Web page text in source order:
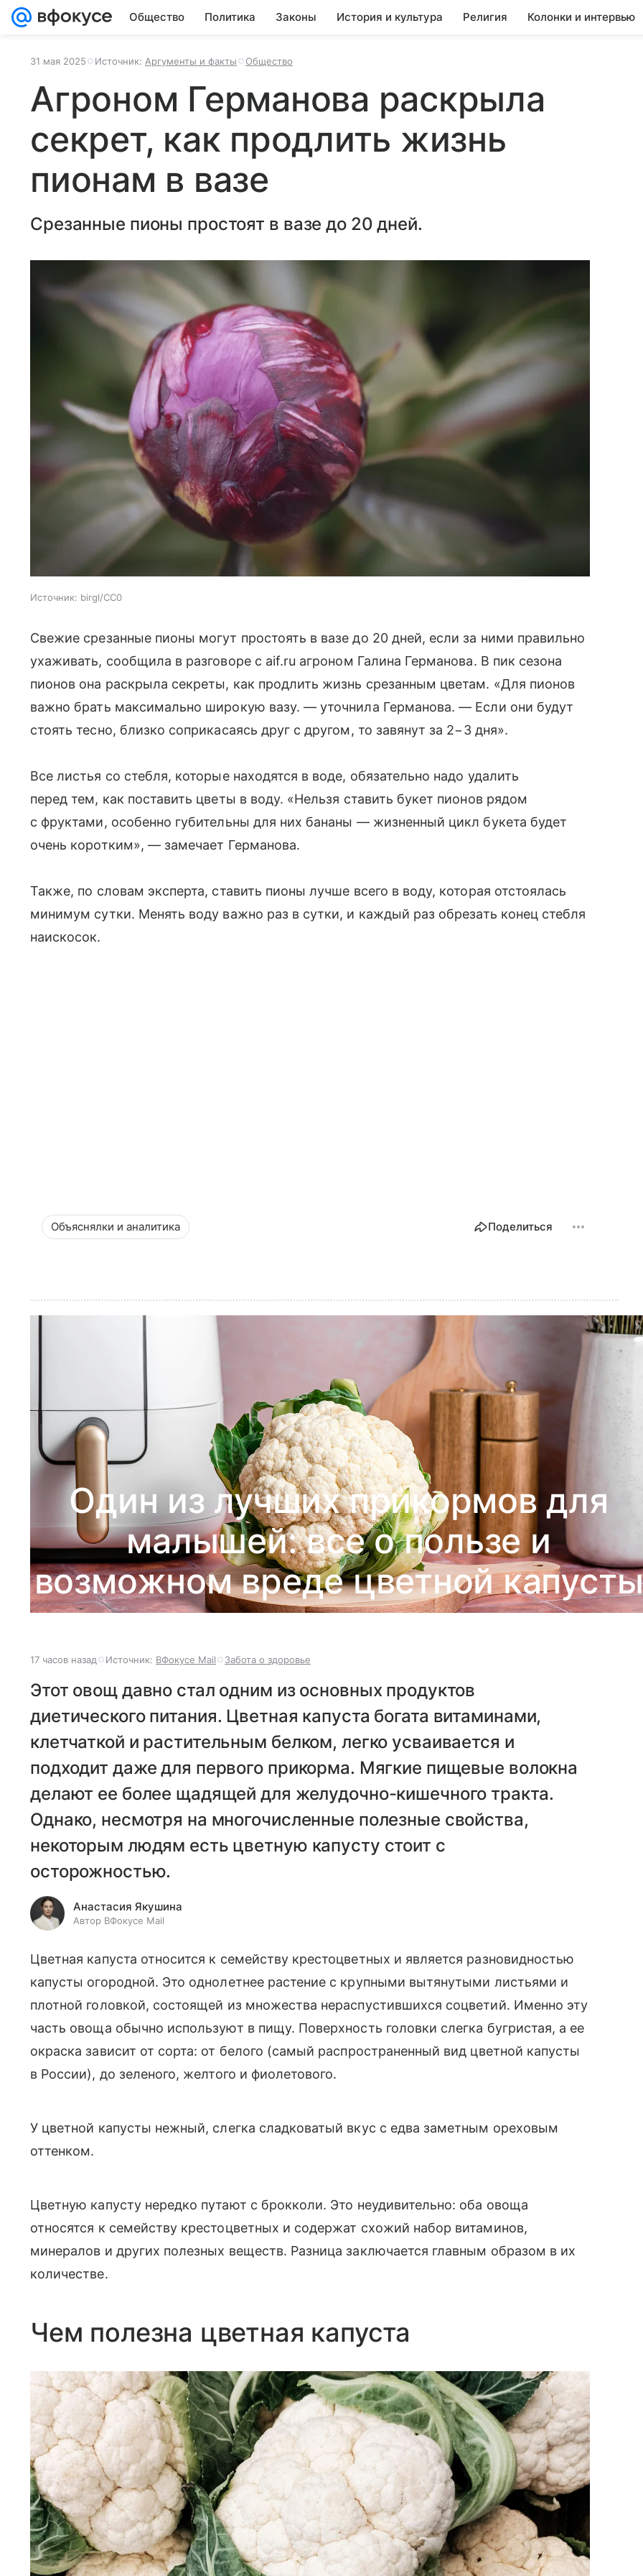
Общество Политика Законы История и культура Религия Колонки и интервью
31 мая 2025 Источник: Аргументы и факты Общество
Агроном Германова раскрыла
секрет, как продлить жизнь
пионам в вазе
Срезанные пионы простоят в вазе до 20 дней.
Источник: birgl/СС0
Свежие срезанные пионы могут простоять в вазе до 20 дней, если за ними правильно
ухаживать, сообщила в разговоре с aif.ru агроном Галина Германова. В пик сезона
пионов она раскрыла секреты, как продлить жизнь срезанным цветам. «Для пионов
важно брать максимально широкую вазу. — уточнила Германова. — Если они будут
стоять тесно, близко соприкасаясь друг с другом, то завянут за 2−3 дня».
Все листья со стебля, которые находятся в воде, обязательно надо удалить
перед тем, как поставить цветы в воду. «Нельзя ставить букет пионов рядом
с фруктами, особенно губительны для них бананы — жизненный цикл букета будет
очень коротким», — замечает Германова.
Также, по словам эксперта, ставить пионы лучше всего в воду, которая отстоялась
минимум сутки. Менять воду важно раз в сутки, и каждый раз обрезать конец стебля
наискосок.
Объяснялки и аналитика Поделиться
Один из лучших прикормов для
малышей: все о пользе и
возможном вреде цветной капусты
17 часов назад Источник: ВФокусе Mail Забота о здоровье
Этот овощ давно стал одним из основных продуктов
диетического питания. Цветная капуста богата витаминами,
клетчаткой и растительным белком, легко усваивается и
подходит даже для первого прикорма. Мягкие пищевые волокна
делают ее более щадящей для желудочно-кишечного тракта.
Однако, несмотря на многочисленные полезные свойства,
некоторым людям есть цветную капусту стоит с
осторожностью.
Анастасия Якушина
Автор ВФокусе Mail
Цветная капуста относится к семейству крестоцветных и является разновидностью
капусты огородной. Это однолетнее растение с крупными вытянутыми листьями и
плотной головкой, состоящей из множества нераспустившихся соцветий. Именно эту
часть овоща обычно используют в пищу. Поверхность головки слегка бугристая, а ее
окраска зависит от сорта: от белого (самый распространенный вид цветной капусты
в России), до зеленого, желтого и фиолетового.
У цветной капусты нежный, слегка сладковатый вкус с едва заметным ореховым
оттенком.
Цветную капусту нередко путают с брокколи. Это неудивительно: оба овоща
относятся к семейству крестоцветных и содержат схожий набор витаминов,
минералов и других полезных веществ. Разница заключается главным образом в их
количестве.
Чем полезна цветная капуста